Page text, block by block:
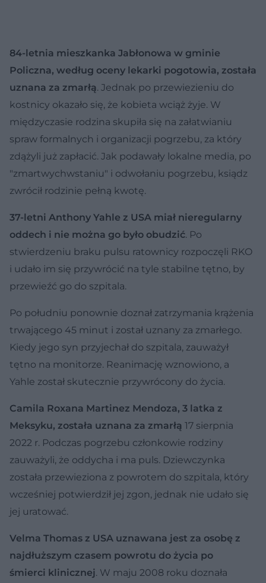
84-letnia mieszkanka Jabłonowa w gminie
Policzna, według oceny lekarki pogotowia, została
uznana za zmarłą. Jednak po przewiezieniu do
kostnicy okazało się, że kobieta wciąż żyje. W
międzyczasie rodzina skupiła się na załatwianiu
spraw formalnych i organizacji pogrzebu, za który
zdążyli już zapłacić. Jak podawały lokalne media, po
"zmartwychwstaniu" i odwołaniu pogrzebu, ksiądz
zwrócił rodzinie pełną kwotę.
37-letni Anthony Yahle z USA miał nieregularny
oddech i nie można go było obudzić. Po
stwierdzeniu braku pulsu ratownicy rozpoczęli RKO
i udało im się przywrócić na tyle stabilne tętno, by
przewieźć go do szpitala.
Po południu ponownie doznał zatrzymania krążenia
trwającego 45 minut i został uznany za zmarłego.
Kiedy jego syn przyjechał do szpitala, zauważył
tętno na monitorze. Reanimację wznowiono, a
Yahle został skutecznie przywrócony do życia.
Camila Roxana Martinez Mendoza, 3 latka z
Meksyku, została uznana za zmarłą 17 sierpnia
2022 r. Podczas pogrzebu członkowie rodziny
zauważyli, że oddycha i ma puls. Dziewczynka
została przewieziona z powrotem do szpitala, który
wcześniej potwierdził jej zgon, jednak nie udało się
jej uratować.
Velma Thomas z USA uznawana jest za osobę z
najdłuższym czasem powrotu do życia po
śmierci klinicznej. W maju 2008 roku doznała